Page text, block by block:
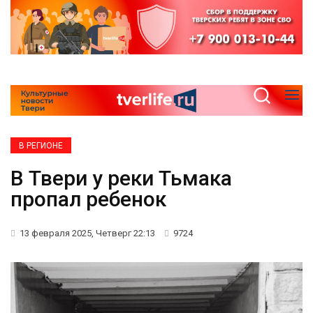
В РЕГИОНЕ
В Твери у реки Тьмака
пропал ребенок
13 февраля 2025, Четверг 22:13 9724